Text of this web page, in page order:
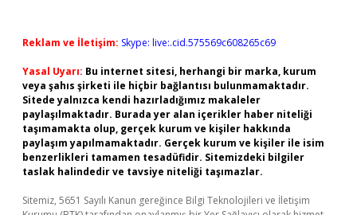
Reklam ve İletişim: Skype: live:.cid.575569c608265c69
Yasal Uyarı: Bu internet sitesi, herhangi bir marka, kurum
veya şahıs şirketi ile hiçbir bağlantısı bulunmamaktadır.
Sitede yalnızca kendi hazırladığımız makaleler
paylaşılmaktadır. Burada yer alan içerikler haber niteliği
taşımamakta olup, gerçek kurum ve kişiler hakkında
paylaşım yapılmamaktadır. Gerçek kurum ve kişiler ile isim
benzerlikleri tamamen tesadüfidir. Sitemizdeki bilgiler
taslak halindedir ve tavsiye niteliği taşımazlar.
Sitemiz, 5651 Sayılı Kanun gereğince Bilgi Teknolojileri ve İletişim